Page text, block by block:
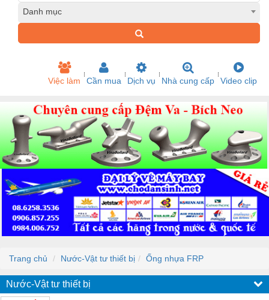
Danh mục
Việc làm Cần mua Dịch vụ Nhà cung cấp Video clip
Trang chủ Nước-Vật tư thiết bị Ống nhựa FRP
Nước-Vật tư thiết bị